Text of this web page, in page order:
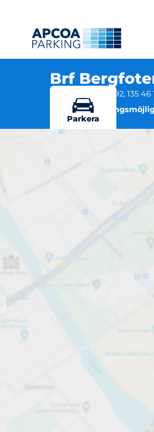
Brf
Njupkärrsvägen 92, 135 46
Flera
Parkera
Öppet nu
Från 10,00 kr
Priser och